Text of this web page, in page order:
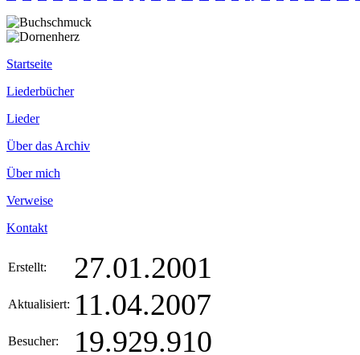
Startseite
Liederbücher
Lieder
Über das Archiv
Über mich
Verweise
Kontakt
Erstellt: 27.01.2001
Aktualisiert: 11.04.2007
Besucher: 19.929.910